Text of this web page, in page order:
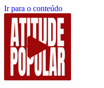
Ir para o conteúdo